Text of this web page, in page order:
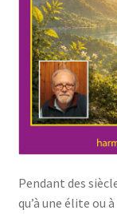
Pendant des
qu’à une élite ou